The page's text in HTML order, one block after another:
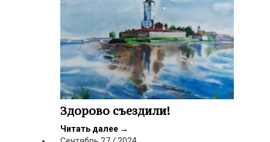
Здорово съездили!
Читать далее →